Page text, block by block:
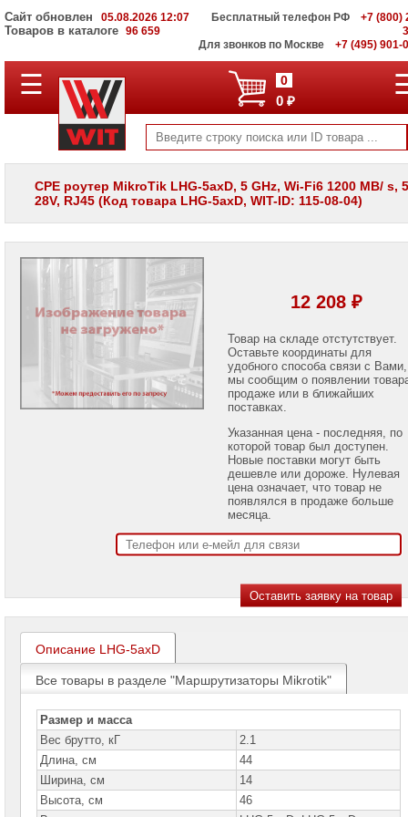
Сайт обновлен 05.08.2026 12:07
Товаров в каталоге 96 659
Бесплатный телефон РФ
+7 (800)
Для звонков по Москве
+7 (495) 901-
ПОЛНЫЙ
КАТАЛОГ
Корпоративные
серверы
WIT
Системы
хранения
VI
и
LCD
панели
Проекторы
лампы
для
Name
Принтеры
плоттеры
МФУ
Серверы
Name
Пассивное
сетевое
оборудование
Активное
☰ 0
0 ₽
CPE роутер MikroTik LHG-5axD, 5 GHz, Wi-Fi6 1200 MB/ s,
28V, RJ45 (Код товара LHG-5axD, WIT-ID: 115-08-04)
12 208 ₽
Товар на складе отстутствует.
Оставьте координаты для
удобного способа связи с Вами,
мы сообщим о появлении
продаже или в ближайших
поставках.
Указанная цена - последняя, по
которой товар был доступен.
Новые поставки могут быть
дешевле или дороже. Нулевая
цена означает, что товар не
появлялся в продаже больше
месяца.
Описание LHG-5axD
Все товары в разделе "Маршрутизаторы Mikrotik"
Размер и масса
Вес брутто, кГ
2.1
Длина, см
44
Ширина, см
14
Высота, см
46